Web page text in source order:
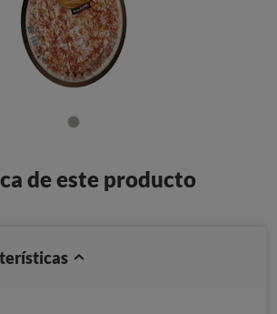
de este producto